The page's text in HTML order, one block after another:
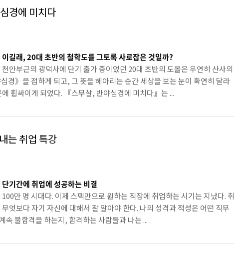
경에 미치다
길래, 20대 초반의 철학도를 그토록 사로잡은 것일까?
안부근의 광덕사에 단기 출가 중이었던 20대 초반의 도올은 우연히 산사의
경》을 접하게 되고, 그 뜻을 헤아리는 순간 세상을 보는 눈이 확연히 달라
휩싸이게 되었다. 『스무살, 반야심경에 미치다』는 ...
는 취업 특강
기간에 취업에 성공하는 비결
만 명 시대다. 이제 스펙만으로 원하는 직장에 취업하는 시기는 지났다. 취
엇보다 자기 자신에 대해서 잘 알아야 한다. 나의 성격과 적성은 어떤 직무
속 불합격을 하는지, 합격하는 사람들과 나는 ...